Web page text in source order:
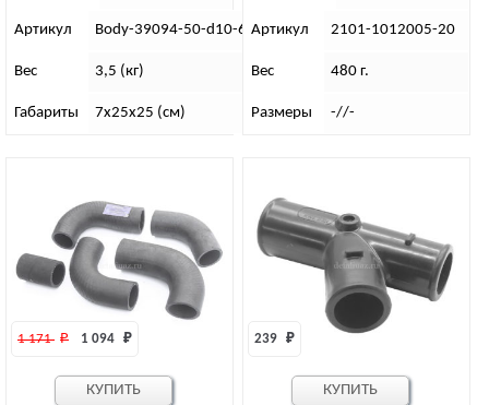
Артикул Body-39094-50-d10-6ч
Вес 3,5 (кг)
Габариты 7х25х25 (см)
Артикул 2101-1012005-20
Вес 480 г.
Размеры -//-
1 171 ₽ 1 094 ₽
КУПИТЬ
239 ₽
КУПИТЬ